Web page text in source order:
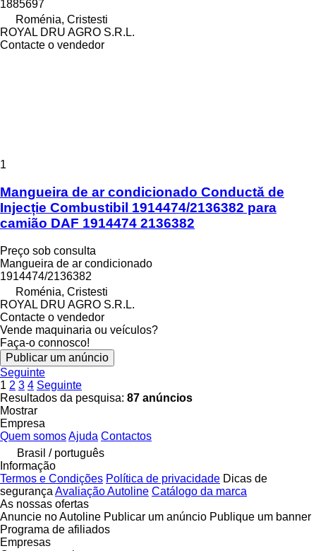
1885697
Roménia, Cristesti
ROYAL DRU AGRO S.R.L.
Contacte o vendedor
1
Mangueira de ar condicionado Conductă de
Injecție Combustibil 1914474/2136382 para
camião DAF 1914474 2136382
Preço sob consulta
Mangueira de ar condicionado
1914474/2136382
Roménia, Cristesti
ROYAL DRU AGRO S.R.L.
Contacte o vendedor
Vende maquinaria ou veículos?
Faça-o connosco!
Publicar um anúncio
Seguinte
1 2 3 4 Seguinte
Resultados da pesquisa: 87 anúncios
Mostrar
Empresa
Quem somosAjuda Contactos
Brasil / português
Informação
Termos e Condições Política de privacidade Dicas de
segurança Avaliação Autoline Catálogo da marca
As nossas ofertas
Anuncie no Autoline Publicar um anúncio Publique um banner
Programa de afiliados
Empresas